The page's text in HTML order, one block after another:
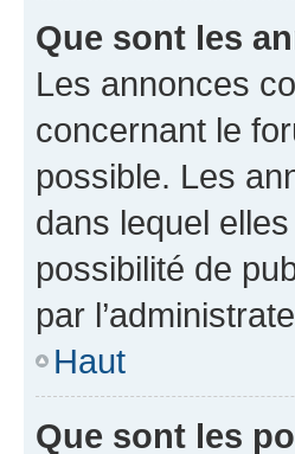
Que sont les
Les annonces
concernant le
possible. Les
dans lequel
possibilité de
par
Haut
Que sont les